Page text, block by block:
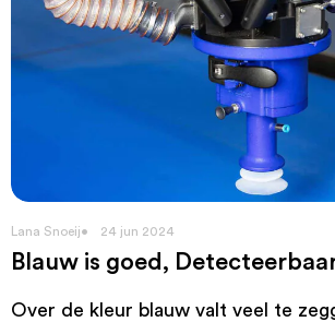
Lana Snoeij 24 jun 2024
Blauw is goed,
Over de kleur blauw valt veel te